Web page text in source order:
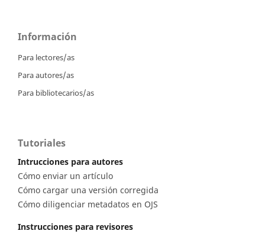
Información
Para lectores/as
Para autores/as
Para bibliotecarios/as
Tutoriales
Intrucciones para autores
Cómo enviar un artículo
Cómo cargar una versión corregida
Cómo diligenciar metadatos en OJS
Instrucciones para revisores